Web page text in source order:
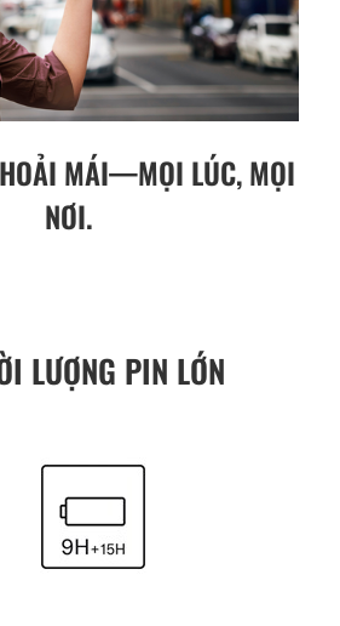
MÁI—MỌI LÚC, MỌI
NƠI.
LƯỢNG PIN LỚN